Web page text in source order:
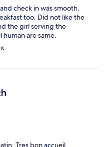
check in was smooth.
too. Did not like the
the girl serving the
are same.
Tres bon accueil,